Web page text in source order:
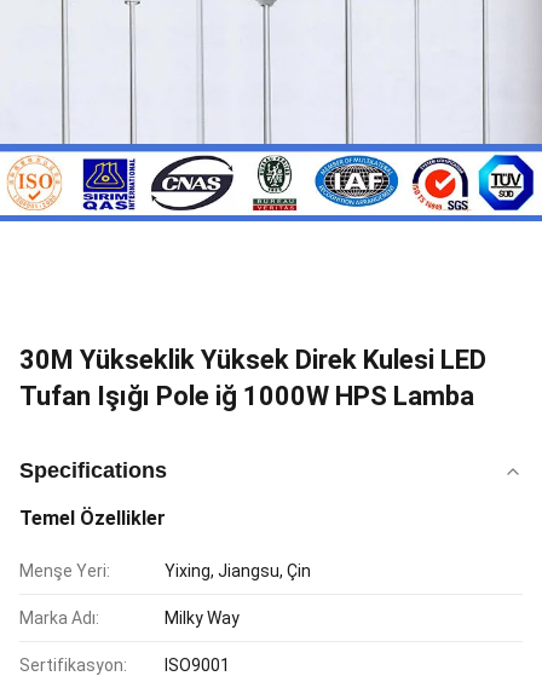
30M Yükseklik Yüksek Direk Kulesi LED
Tufan Işığı Pole iğ 1000W HPS Lamba
Specifications
Temel Özellikler
Menşe Yeri: Yixing, Jiangsu, Çin
Marka Adı: Milky Way
Sertifikasyon: ISO9001